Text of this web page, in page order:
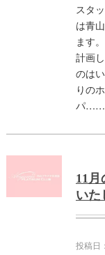
スタ
は青
ます
計画
のは
りの
パ……
11
いた
投稿日